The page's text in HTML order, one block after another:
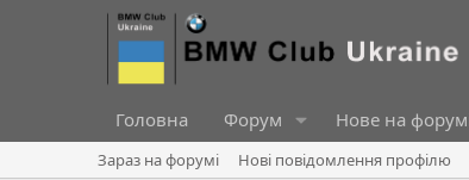
Головна Форум Нове на
Зараз на форумі Нові повідомлення профілю